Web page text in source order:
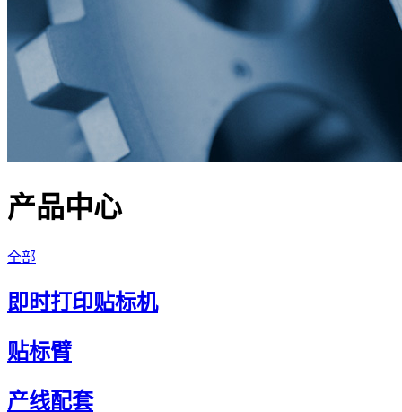
产品中心
全部
即时打印贴标机
贴标臂
产线配套